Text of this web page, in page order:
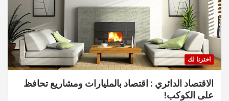
اخترنا لك
الاقتصاد الدائري : اقتصاد بالمليارات ومشاريع تحافظ
على الكوكب!